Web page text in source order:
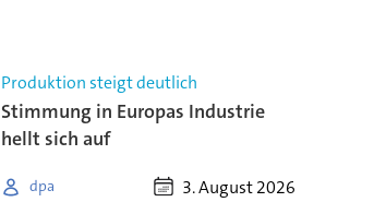
Produktion steigt deutlich
Stimmung in Europas Industrie
hellt sich auf
dpa 3. August 2026